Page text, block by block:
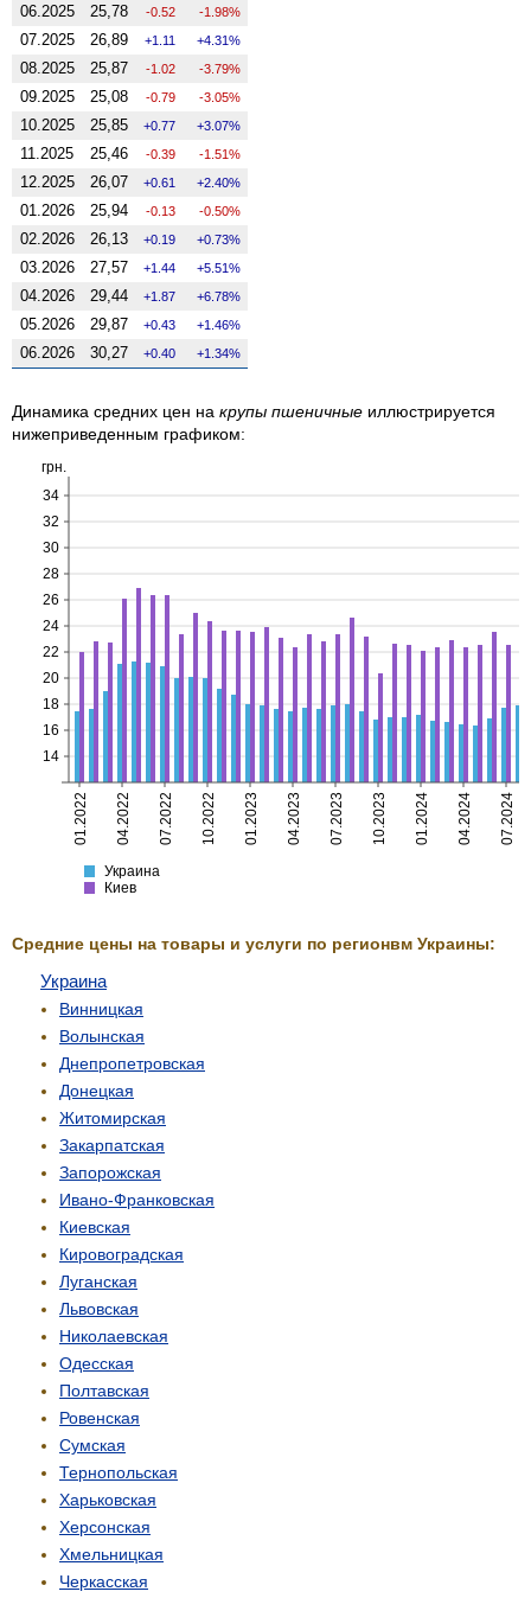
06.2025 25,78 -0.52 -1.98%
07.2025 26,89 1.11 4.31%
08.2025 25,87 -1.02 -3.79%
09.2025 25,08 -0.79 -3.05%
10.2025 25,85 0.77 3.07%
11.2025 25,46 -0.39 -1.51%
12.2025 26,07 0.61 2.40%
01.2026 25,94 -0.13 -0.50%
02.2026 26,13 0.19 0.73%
03.2026 27,57 1.44 5.51%
04.2026 29,44 1.87 6.78%
05.2026 29,87 0.43 1.46%
06.2026 30,27 0.40 1.34%
Динамика средних цен на крупы пшеничные иллюстрируется
нижеприведенным графиком:
Украина
Киев
01.2022 04.2022 07.2022 10.2022 01.2023 04.2023 07.2023 10.2023 01.2024 04.2024 07.2024
14
16
18
20
22
24
26
28
30
32
34
грн.
Украина
Киев
Средние цены на товары и услуги по регионвм Украины:
Украина
Винницкая
Волынская
Днепропетровская
Донецкая
Житомирская
Закарпатская
Запорожская
Ивано-Франковская
Киевская
Кировоградская
Луганская
Львовская
Николаевская
Одесская
Полтавская
Ровенская
Сумская
Тернопольская
Харьковская
Херсонская
Хмельницкая
Черкасская